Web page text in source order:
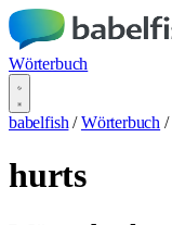
Wörterbuch
babelfish / Wörterbuch /
hurts